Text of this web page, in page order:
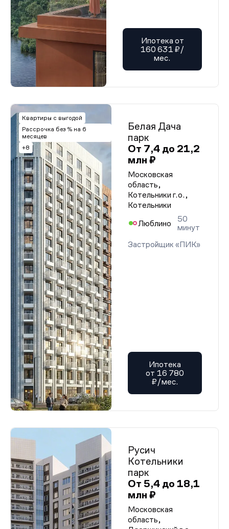
Ипотека от
160 631 ₽/
мес.
Квартиры с выгодой
Рассрочка без % на 6
месяцев
+8
Белая Дача
парк
От 7,4 до 21,2
млн ₽
Московская
область,
Котельники г.о.,
Котельники
Люблино
50
минут
Застройщик «ПИК»
Ипотека
от 16 780
₽/мес.
Русич
Котельники
парк
От 5,4 до 18,1
млн ₽
Московская
область,